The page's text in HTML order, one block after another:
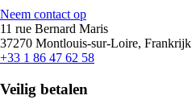
Neem contact op
11 rue Bernard Maris
37270 Montlouis-sur-Loire, Frankrijk
+33 1 86 47 62 58
Veilig betalen